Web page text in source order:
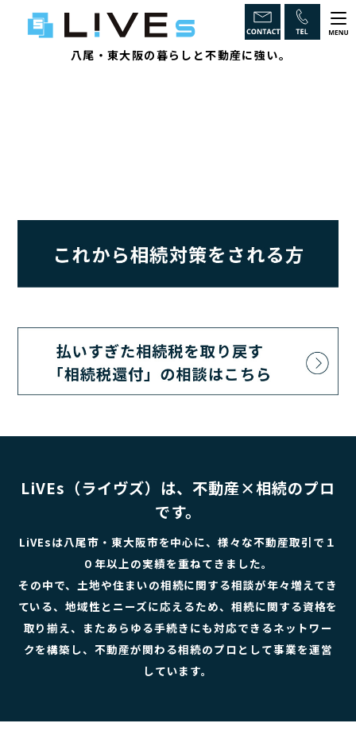
八尾・東大阪の暮らしと不動産に強い。
取引チェックポイント
相続に強い
お知らせ
買いたい 流れ
売りたい 流れ
会社概要
LiVEs（ライヴズ）は、不動産×相続のプロ
です。
LiVEsは八尾市・東大阪市を中心に、様々な不動産取引で１
０年以上の実績を重ねてきました。
その中で、土地や住まいの相続に関する相談が年々増えてき
ている、地域性とニーズに応えるため、相続に関する資格を
取り揃え、またあらゆる手続きにも対応できるネットワー
クを構築し、不動産が関わる相続のプロとして事業を運営
しています。